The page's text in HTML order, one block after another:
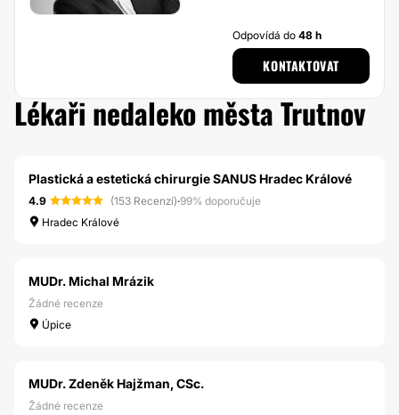
Odpovídá do48 h
KONTAKTOVAT
Lékaři nedaleko města Trutnov
Plastická a estetická chirurgie SANUS Hradec Králové
4.9 (153 Recenzí)·99% doporučuje
Hradec Králové
MUDr. Michal Mrázik
Žádné recenze
Úpice
MUDr. Zdeněk Hajžman, CSc.
Žádné recenze